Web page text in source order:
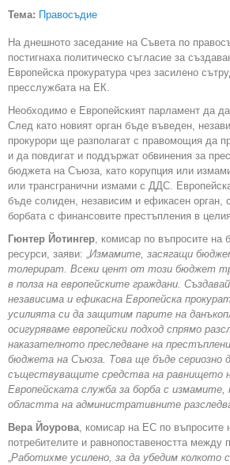
Тема: Правосъдие
На днешното заседание на Съвета по
постигнаха политическо съгласие за
Европейска прокуратура чрез засилено
пресслужбата на ЕК.
Необходимо е Европейският парламент да
След като новият орган бъде въведен,
прокурори ще разполагат с правомощия да
и да повдигат и поддържат обвинения за
бюджета на Съюза, като корупция или
или трансгранични измами с ДДС.
бъде солиден, независим и ефикасен орган,
борбата с финансовите престъпления в
Гюнтер Йотингер, комисар по въпросите на
ресурси, заяви: „Измамите, засягащи
толерират. Всеки цент от този бюджет
в полза на европейските граждани.
независима и ефикасна Европейска
усилията си да защитим парите на
осигуряваме европейски подход спрямо
наказателното преследване на
бюджета на Съюза. Това ще бъде сериозно
съществуващите средства на равнището
Европейската служба за борба с
областта на административните
Вера Йоурова, комисар на ЕС по въпросите
потребителите и равнопоставеността между
„Работихме усилено, за да убедим колкото